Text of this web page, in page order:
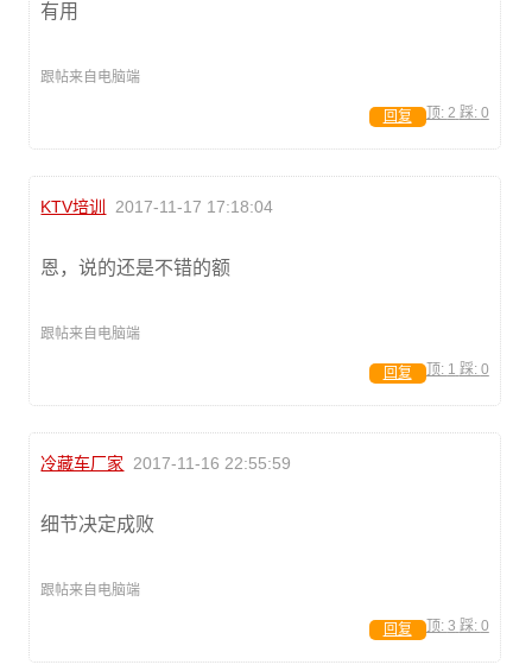
有用
跟帖来自电脑端
顶: 2 踩: 0
回复
KTV培训 2017-11-17 17:18:04
恩，说的还是不错的额
跟帖来自电脑端
顶: 1 踩: 0
回复
冷藏车厂家 2017-11-16 22:55:59
细节决定成败
跟帖来自电脑端
顶: 3 踩: 0
回复